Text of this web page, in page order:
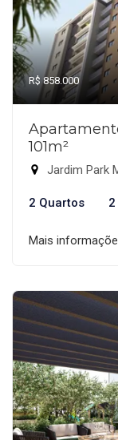
R$ 858.000
101m²
Jardim Park
2 Quartos
Mais